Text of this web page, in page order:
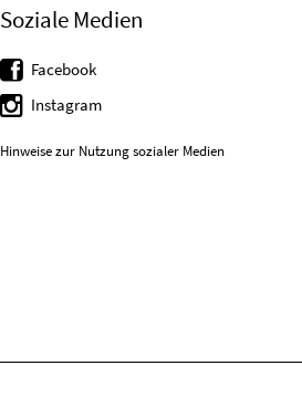
Soziale Medien
Facebook
Instagram
Hinweise zur Nutzung sozialer Medien